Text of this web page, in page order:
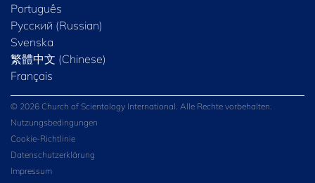
Português
Русский (Russian)
Svenska
繁體中文 (Chinese)
Français
© 2026 Church of Scientology International. Alle Rechte vorbehalten.
Nutzungsbedingungen
Cookie-Richtlinie
Datenschutzerklärung
Impressum